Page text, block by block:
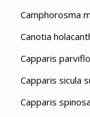
Camphorosma
Canotia
Capparis
Capparis sicula
Capparis